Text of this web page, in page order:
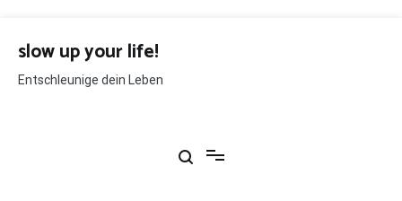
Inhalt
springen
slow up your life!
Entschleunige dein Leben